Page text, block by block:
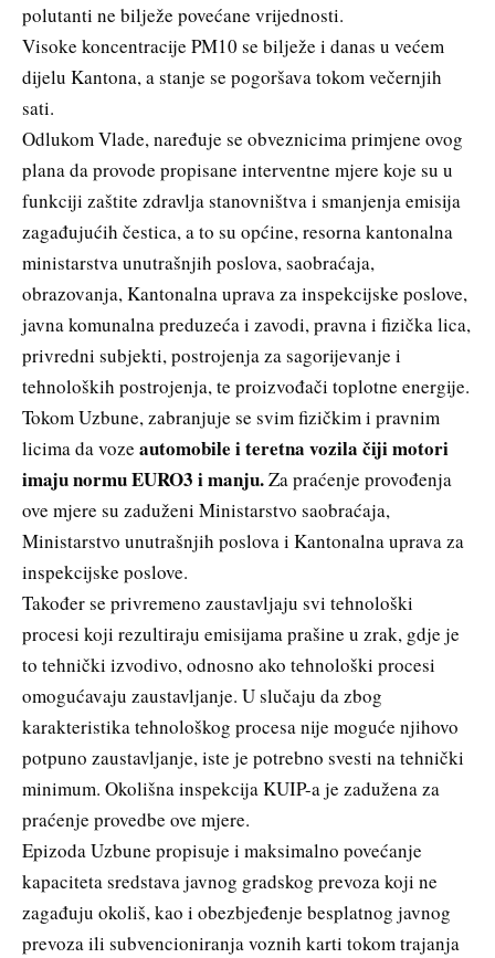
polutanti ne bilježe povećane vrijednosti.
Visoke koncentracije PM10 se bilježe i danas u većem
dijelu Kantona, a stanje se pogoršava tokom večernjih
sati.
Odlukom Vlade, naređuje se obveznicima primjene ovog
plana da provode propisane interventne mjere koje su u
funkciji zaštite zdravlja stanovništva i smanjenja emisija
zagađujućih čestica, a to su općine, resorna kantonalna
ministarstva unutrašnjih poslova, saobraćaja,
obrazovanja, Kantonalna uprava za inspekcijske poslove,
javna komunalna preduzeća i zavodi, pravna i fizička lica,
privredni subjekti, postrojenja za sagorijevanje i
tehnoloških postrojenja, te proizvođači toplotne energije.
Tokom Uzbune, zabranjuje se svim fizičkim i pravnim
licima da voze automobile i teretna vozila čiji motori
imaju normu EURO3 i manju.Za praćenje provođenja
ove mjere su zaduženi Ministarstvo saobraćaja,
Ministarstvo unutrašnjih poslova i Kantonalna uprava za
inspekcijske poslove.
Također se privremeno zaustavljaju svi tehnološki
procesi koji rezultiraju emisijama prašine u zrak, gdje je
to tehnički izvodivo, odnosno ako tehnološki procesi
omogućavaju zaustavljanje. U slučaju da zbog
karakteristika tehnološkog procesa nije moguće njihovo
potpuno zaustavljanje, iste je potrebno svesti na tehnički
minimum. Okolišna inspekcija KUIP-a je zadužena za
praćenje provedbe ove mjere.
Epizoda Uzbune propisuje i maksimalno povećanje
kapaciteta sredstava javnog gradskog prevoza koji ne
zagađuju okoliš, kao i obezbjeđenje besplatnog javnog
prevoza ili subvencioniranja voznih karti tokom trajanja